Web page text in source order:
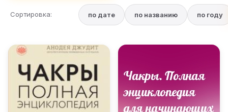
Сортировка: по дате по названию по году